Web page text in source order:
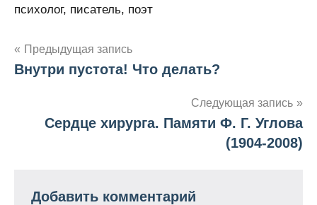
психолог, писатель, поэт
Навигация
по
Предыдущая запись
Внутри пустота! Что делать?
Следующая запись
Сердце хирурга. Памяти Ф. Г. Углова
(1904-2008)
Добавить комментарий